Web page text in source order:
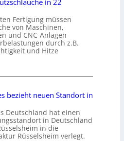
in 22
Fertigung müssen
von Maschinen,
und CNC-Anlagen
durch z.B.
und Hitze
bezieht neuen Standort in
Deutschland hat einen
in Deutschland
in die
Rüsselsheim verlegt.